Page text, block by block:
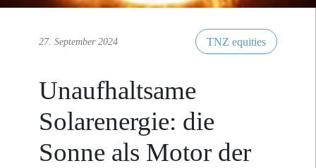
27. September 2024 TNZ equities
Unaufhaltsame
Solarenergie: die
Sonne als Motor der